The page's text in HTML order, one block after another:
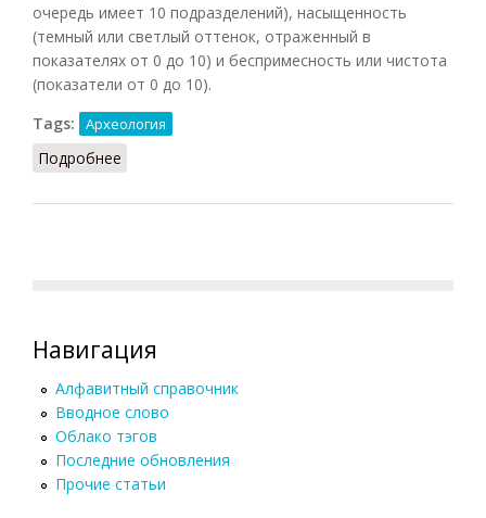
очередь имеет 10 подразделений), насыщенность
(темный или светлый оттенок, отраженный в
показателях от 0 до 10) и беспримесность или чистота
(показатели от 0 до 10).
Tags:
Археология
Подробнее
Навигация
Алфавитный справочник
Вводное слово
Облако тэгов
Последние обновления
Прочие статьи